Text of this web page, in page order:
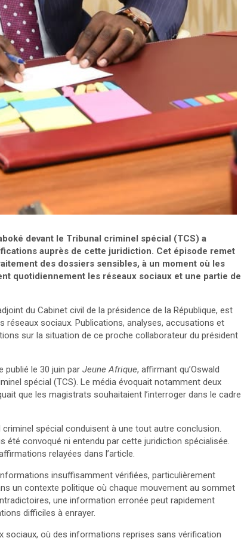
devant le Tribunal criminel spécial (TCS) a
auprès de cette juridiction. Cet épisode remet
des dossiers sensibles, à un moment où les
quotidiennement les réseaux sociaux et une partie de
du Cabinet civil de la présidence de la République, est
réseaux sociaux. Publications, analyses, accusations et
sur la situation de ce proche collaborateur du président
publié le 30 juin par Jeune Afrique, affirmant qu’Oswald
spécial (TCS). Le média évoquait notamment deux
que les magistrats souhaitaient l’interroger dans le cadre
spécial conduisent à une tout autre conclusion.
été convoqué ni entendu par cette juridiction spécialisée.
relayées dans l’article.
insuffisamment vérifiées, particulièrement
un contexte politique où chaque mouvement au sommet
une information erronée peut rapidement
difficiles à enrayer.
sociaux, où des informations reprises sans vérification